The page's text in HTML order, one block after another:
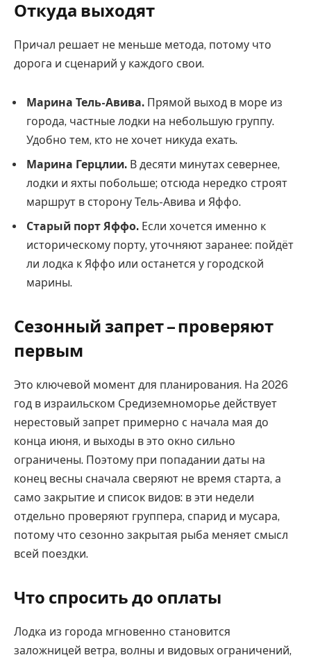
Откуда выходят
Причал решает не меньше метода, потому что
дорога и сценарий у каждого свои.
Марина Тель-Авива. Прямой выход в море из
города, частные лодки на небольшую группу.
Удобно тем, кто не хочет никуда ехать.
Марина Герцлии. В десяти минутах севернее,
лодки и яхты побольше; отсюда нередко строят
маршрут в сторону Тель-Авива и Яффо.
Старый порт Яффо. Если хочется именно к
историческому порту, уточняют заранее: пойдёт
ли лодка к Яффо или останется у городской
марины.
Сезонный запрет – проверяют
первым
Это ключевой момент для планирования. На 2026
год в израильском Средиземноморье действует
нерестовый запрет примерно с начала мая до
конца июня, и выходы в это окно сильно
ограничены. Поэтому при попадании даты на
конец весны сначала сверяют не время старта, а
само закрытие и список видов: в эти недели
отдельно проверяют группера, спарид и мусара,
потому что сезонно закрытая рыба меняет смысл
всей поездки.
Что спросить до оплаты
Лодка из города мгновенно становится
заложницей ветра, волны и видовых ограничений,